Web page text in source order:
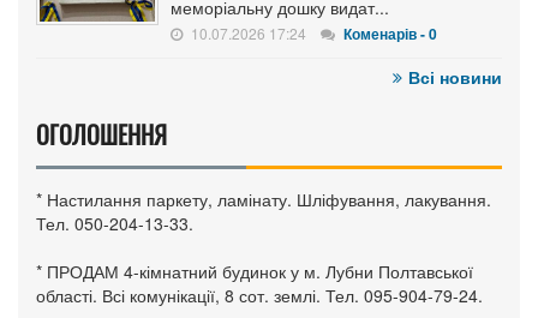
меморіальну дошку видат...
10.07.2026 17:24 Коменарів - 0
Всі новини
ОГОЛОШЕННЯ
* Настилання паркету, ламінату. Шліфування, лакування.
Тел. 050-204-13-33.
* ПРОДАМ 4-кімнатний будинок у м. Лубни Полтавської
області. Всі комунікації, 8 сот. землі. Тел. 095-904-79-24.